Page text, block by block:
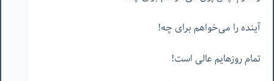
آینده را می‌خواهم برای چه!
تمام روزهایم عالی است!